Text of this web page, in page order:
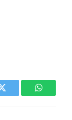
Twitter WhatsApp